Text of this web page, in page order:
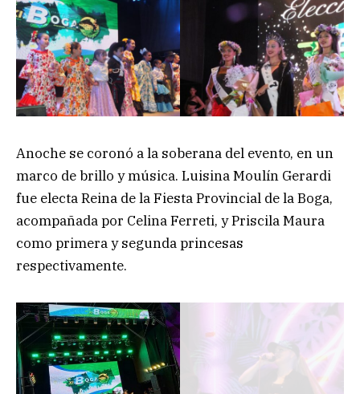
Anoche se coronó a la soberana del evento, en un
marco de brillo y música. Luisina Moulín Gerardi
fue electa Reina de la Fiesta Provincial de la Boga,
acompañada por Celina Ferreti, y Priscila Maura
como primera y segunda princesas
respectivamente.